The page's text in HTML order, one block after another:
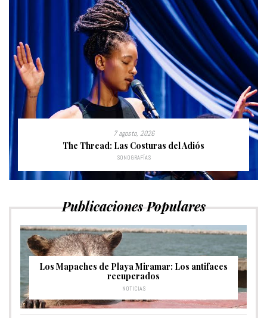
7 agosto, 2026
The Thread: Las Costuras del Adiós
SONOGRAFÍAS
Publicaciones Populares
Los Mapaches de Playa Miramar: Los antifaces
recuperados
NOTICIAS